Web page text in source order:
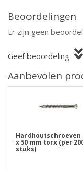
Beoordelingen
Er zijn geen
Geef beoordeling
Aanbevolen
Hardhoutschroeven
x 50 mm torx (per
stuks)